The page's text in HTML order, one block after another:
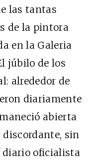
las tantas
de la pintora
en la Galeria
júbilo de los
alrededor de
diariamente
abierta
discordante, sin
diario oficialista